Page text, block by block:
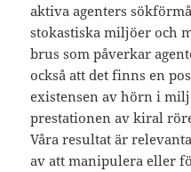
aktiva agenters
stokastiska miljöer och
brus som påverkar
också att det finns en
existensen av hörn i
prestationen av kiral
Våra resultat är
av att manipulera eller